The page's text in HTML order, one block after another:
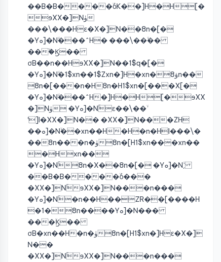
��B�B����ۙόK��]H�H[�
ɘXX�]Nۈ
���\���Hɛ�X�]N��8n�[�
�Yܘ]�Nۙ���^H� ���\��ۙ��
���ۙϏ��
σB��n��HɘXX�]N��1$q�[�
�Yܘ]�Nۙ�1$xn��1$Zxn�]H�xn�ۋ8n��
8n�[���n�H8n�H1$xn�[���X[�
�Yܘ]�Nۙ���^H�]H�H[�ɘXX
�]Nۈ �Yܘ]�Nۚɛ��\��ۙ
ˈ]I�XX�]N�� �XX�]N���ZH
��ܘ]�Nۙ��xn��H�H�n�HI���\�
��8n���n�ۈ8n�[H1$xn���xn��
�Hxn��
�Yܘ]�Nۚ8n�X��8n�[� �Yܘ]�Nۙˏ
��B�B����ۙό���
�XX�]NۚɘXX�]N���n���
�Yܘ]�Nۚ�n��H��ZR��[����H
�1�8n����Yܘ]�N���
���ۙϏ��
σB�xn��H�n�ۈ8n�[H1$xn�]Hɛ�X�]
N��
�XX�]NۚɘXX�]N���n���